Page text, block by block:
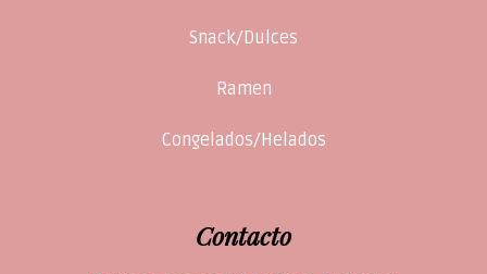
Snack/Dulces
Ramen
Congelados/Helados
Contacto